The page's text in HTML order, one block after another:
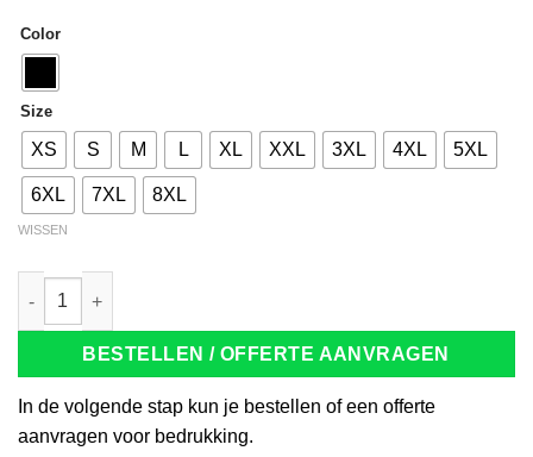
Color
Size
XS S M L XL XXL 3XL 4XL 5XL
6XL 7XL 8XL
WISSEN
Tricorp 202004 Poloshirt Bicolor zwart/lime aantal
BESTELLEN / OFFERTE AANVRAGEN
In de volgende stap kun je bestellen of een offerte
aanvragen voor bedrukking.